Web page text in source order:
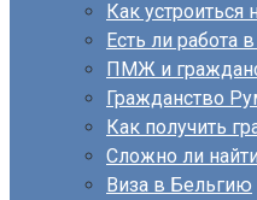
Как устроиться
Есть ли работа
ПМЖ и
Гражданство
Как получить
Сложно ли
Виза в Бельгию